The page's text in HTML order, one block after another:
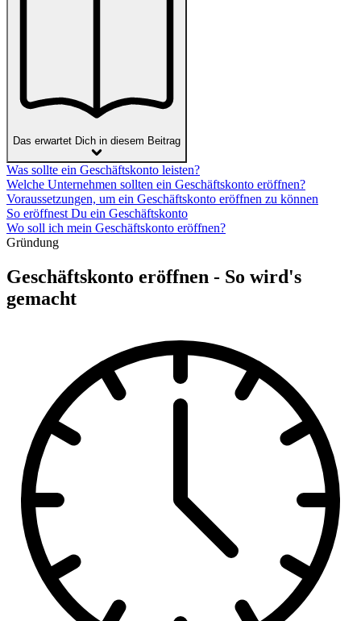
Das erwartet Dich in diesem Beitrag
Was sollte ein Geschäftskonto leisten?
Welche Unternehmen sollten ein Geschäftskonto eröffnen?
Voraussetzungen, um ein Geschäftskonto eröffnen zu können
So eröffnest Du ein Geschäftskonto
Wo soll ich mein Geschäftskonto eröffnen?
Gründung
Geschäftskonto eröffnen - So wird's
gemacht